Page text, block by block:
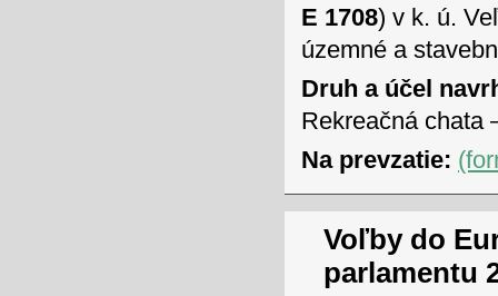
E 1708) v k. ú.
územné a
Druh a účel
Rekreačná chata
Na prevzatie:
Voľby do
parlamentu